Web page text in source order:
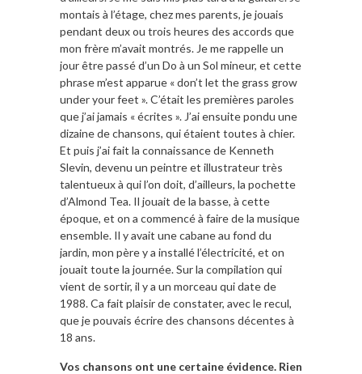
montais à l’étage, chez mes parents, je jouais
pendant deux ou trois heures des accords que
mon frère m’avait montrés. Je me rappelle un
jour être passé d’un Do à un Sol mineur, et cette
phrase m’est apparue « don’t let the grass grow
under your feet ». C’était les premières paroles
que j’ai jamais « écrites ». J’ai ensuite pondu une
dizaine de chansons, qui étaient toutes à chier.
Et puis j’ai fait la connaissance de Kenneth
Slevin, devenu un peintre et illustrateur très
talentueux à qui l’on doit, d’ailleurs, la pochette
d’Almond Tea. Il jouait de la basse, à cette
époque, et on a commencé à faire de la musique
ensemble. Il y avait une cabane au fond du
jardin, mon père y a installé l’électricité, et on
jouait toute la journée. Sur la compilation qui
vient de sortir, il y a un morceau qui date de
1988. Ca fait plaisir de constater, avec le recul,
que je pouvais écrire des chansons décentes à
18 ans.
Vos chansons ont une certaine évidence. Rien